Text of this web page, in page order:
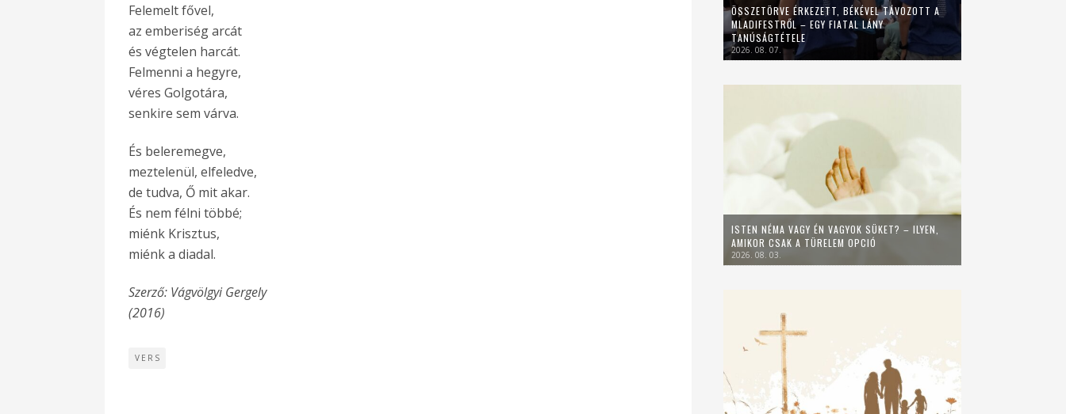
Felemelt fővel,
az emberiség arcát
és végtelen harcát.
Felmenni a hegyre,
véres Golgotára,
senkire sem várva.
És beleremegve,
meztelenül, elfeledve,
de tudva, Ő mit akar.
És nem félni többé;
miénk Krisztus,
miénk a diadal.
Szerző: Vágvölgyi Gergely
(2016)
VERS
ÖSSZETÖRVE ÉRKEZETT, BÉKÉVEL TÁVOZOTT A
MLADIFESTRŐL – EGY FIATAL LÁNY
TANÚSÁGTÉTELE
2026. 08. 07.
ISTEN NÉMA VAGY ÉN VAGYOK SÜKET? – ILYEN,
AMIKOR CSAK A TÜRELEM OPCIÓ
2026. 08. 03.